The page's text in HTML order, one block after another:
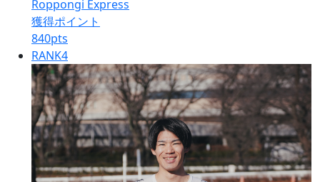
Roppongi Express
獲得ポイント
840pts
RANK4